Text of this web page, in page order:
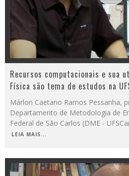
Recursos computacionais e sua
Física são tema de estudos na
Márlon Caetano Ramos Pessanha,
Departamento de Metodologia de
Federal de São Carlos (DME -
LEIA MAIS...